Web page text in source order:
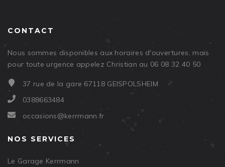
CONTACT
Nous sommes disponibles aux horaires d'ouvertures, mais
pour toute urgence appelez Christian au 06 08 32 40 50
37 rue de la gare 67118 GEISPOLSHEIM
0388663484
occasions@kerrmann.fr
NOS SERVICES
Le Garage Kerrmann